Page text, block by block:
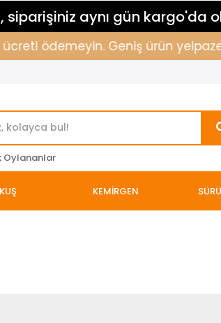
siparişiniz aynı gün kargo'da
ödemeyin. Geniş ürün
Oylananlar
KUŞ KEMİRGEN